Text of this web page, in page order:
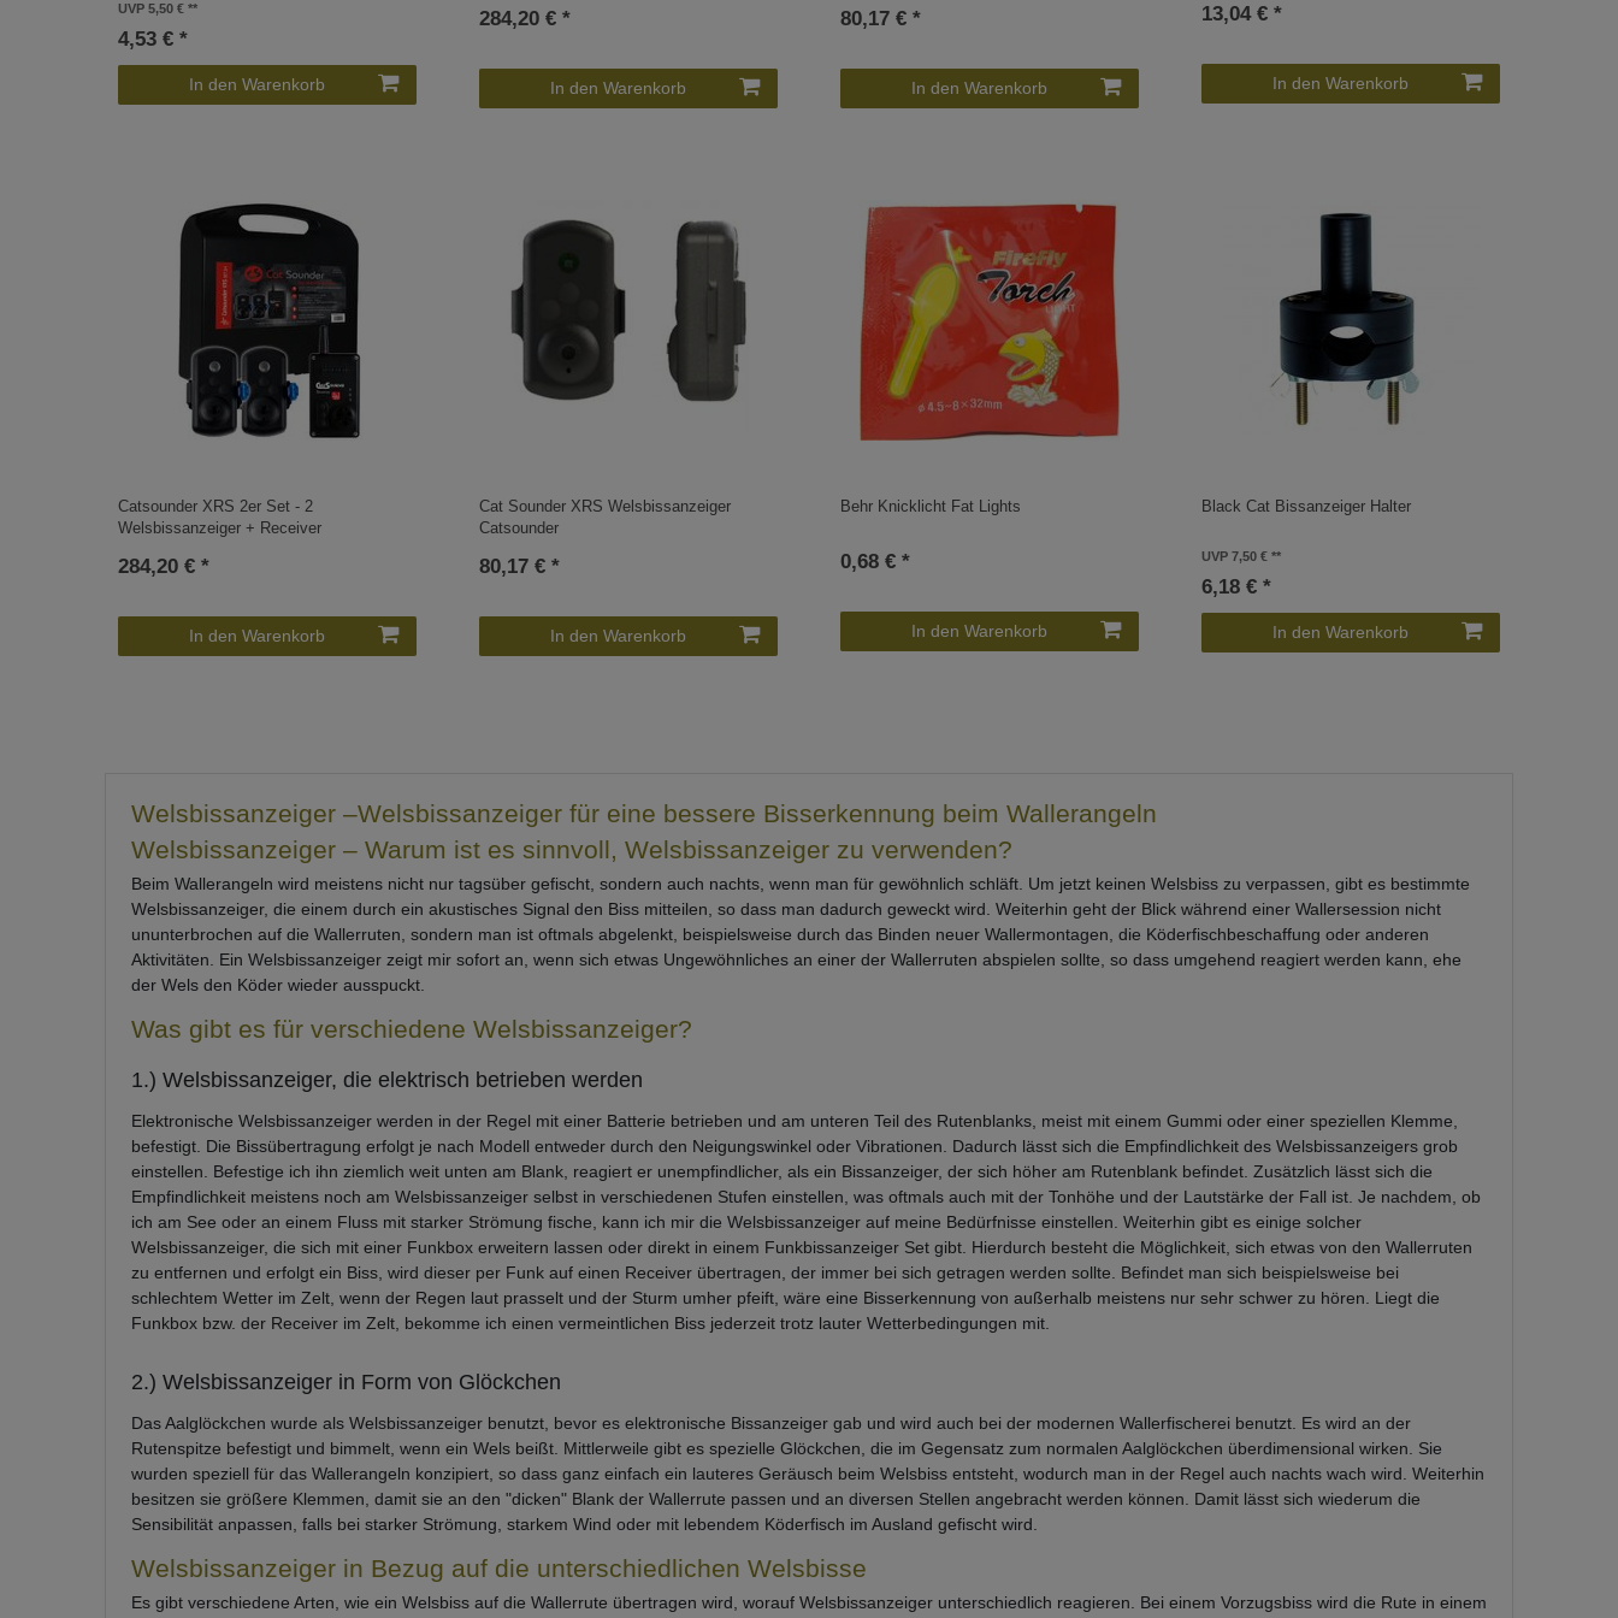
UVP 5,50 €
4,53 € *
In den Warenkorb
284,20 € *
In den Warenkorb
80,17 € *
In den Warenkorb
13,04 € *
In den Warenkorb
Catsounder XRS 2er Set - 2
Welsbissanzeiger + Receiver
284,20 € *
In den Warenkorb
Cat Sounder XRS Welsbissanzeiger
Catsounder
80,17 € *
In den Warenkorb
Behr Knicklicht Fat Lights
0,68 € *
In den Warenkorb
Black Cat Bissanzeiger Halter
UVP 7,50 €
6,18 € *
In den Warenkorb
Welsbissanzeiger –Welsbissanzeiger für eine bessere Bisserkennung beim Wallerangeln
Welsbissanzeiger – Warum ist es sinnvoll, Welsbissanzeiger zu verwenden?
Beim Wallerangeln wird meistens nicht nur tagsüber gefischt, sondern auch nachts, wenn man für gewöhnlich schläft. Um jetzt keinen Welsbiss zu verpassen, gibt es bestimmte
Welsbissanzeiger, die einem durch ein akustisches Signal den Biss mitteilen, so dass man dadurch geweckt wird. Weiterhin geht der Blick während einer Wallersession nicht
ununterbrochen auf die Wallerruten, sondern man ist oftmals abgelenkt, beispielsweise durch das Binden neuer Wallermontagen, die Köderfischbeschaffung oder anderen
Aktivitäten. Ein Welsbissanzeiger zeigt mir sofort an, wenn sich etwas Ungewöhnliches an einer der Wallerruten abspielen sollte, so dass umgehend reagiert werden kann, ehe
der Wels den Köder wieder ausspuckt.
Was gibt es für verschiedene Welsbissanzeiger?
1.) Welsbissanzeiger, die elektrisch betrieben werden
Elektronische Welsbissanzeiger werden in der Regel mit einer Batterie betrieben und am unteren Teil des Rutenblanks, meist mit einem Gummi oder einer speziellen Klemme,
befestigt. Die Bissübertragung erfolgt je nach Modell entweder durch den Neigungswinkel oder Vibrationen. Dadurch lässt sich die Empfindlichkeit des Welsbissanzeigers grob
einstellen. Befestige ich ihn ziemlich weit unten am Blank, reagiert er unempfindlicher, als ein Bissanzeiger, der sich höher am Rutenblank befindet. Zusätzlich lässt sich die
Empfindlichkeit meistens noch am Welsbissanzeiger selbst in verschiedenen Stufen einstellen, was oftmals auch mit der Tonhöhe und der Lautstärke der Fall ist. Je nachdem, ob
ich am See oder an einem Fluss mit starker Strömung fische, kann ich mir die Welsbissanzeiger auf meine Bedürfnisse einstellen. Weiterhin gibt es einige solcher
Welsbissanzeiger, die sich mit einer Funkbox erweitern lassen oder direkt in einem Funkbissanzeiger Set gibt. Hierdurch besteht die Möglichkeit, sich etwas von den Wallerruten
zu entfernen und erfolgt ein Biss, wird dieser per Funk auf einen Receiver übertragen, der immer bei sich getragen werden sollte. Befindet man sich beispielsweise bei
schlechtem Wetter im Zelt, wenn der Regen laut prasselt und der Sturm umher pfeift, wäre eine Bisserkennung von außerhalb meistens nur sehr schwer zu hören. Liegt die
Funkbox bzw. der Receiver im Zelt, bekomme ich einen vermeintlichen Biss jederzeit trotz lauter Wetterbedingungen mit.
2.) Welsbissanzeiger in Form von Glöckchen
Das Aalglöckchen wurde als Welsbissanzeiger benutzt, bevor es elektronische Bissanzeiger gab und wird auch bei der modernen Wallerfischerei benutzt. Es wird an der
Rutenspitze befestigt und bimmelt, wenn ein Wels beißt. Mittlerweile gibt es spezielle Glöckchen, die im Gegensatz zum normalen Aalglöckchen überdimensional wirken. Sie
wurden speziell für das Wallerangeln konzipiert, so dass ganz einfach ein lauteres Geräusch beim Welsbiss entsteht, wodurch man in der Regel auch nachts wach wird. Weiterhin
besitzen sie größere Klemmen, damit sie an den "dicken" Blank der Wallerrute passen und an diversen Stellen angebracht werden können. Damit lässt sich wiederum die
Sensibilität anpassen, falls bei starker Strömung, starkem Wind oder mit lebendem Köderfisch im Ausland gefischt wird.
Welsbissanzeiger in Bezug auf die unterschiedlichen Welsbisse
Es gibt verschiedene Arten, wie ein Welsbiss auf die Wallerrute übertragen wird, worauf Welsbissanzeiger unterschiedlich reagieren. Bei einem Vorzugsbiss wird die Rute in einem